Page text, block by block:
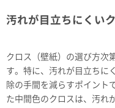
汚れが目立ちにくい
クロス（壁紙）の選び方次
す。特に、汚れが目立ちに
除の手間を減らすポイント
た中間色のクロスは、汚れ